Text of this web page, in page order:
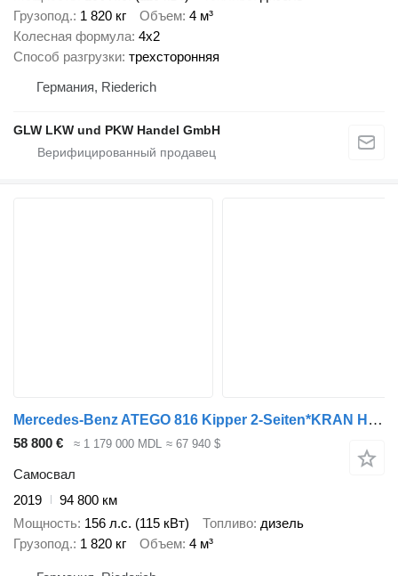
Грузопод. 1 820 кг Объем 4 м³
Колесная формула 4x2
Способ разгрузки трехсторонняя
Германия, Riederich
GLW LKW und PKW Handel GmbH
Mercedes-Benz ATEGO 816 Kipper 2-Seiten*KRAN HIAB X 078*2xAHK
58 800 € ≈ 1 179 000 MDL ≈ 67 940 $
Самосвал
2019
94 800 км
Мощность 156 л.с. (115 кВт) Топливо дизель
Грузопод. 1 820 кг Объем 4 м³